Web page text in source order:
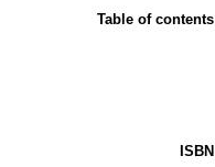
Table of contents
ISBN